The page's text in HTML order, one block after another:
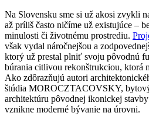
Na Slovensku sme si už akosi zvykli
až príliš často ničíme už existujúce –
minulosti či životnému prostrediu.
však vydal náročnejšou a
ktorý už prestal plniť svoju pôvodnú
búrania citlivou rekonštrukciou, ktorá
Ako zdôrazňujú autori
štúdia MOROCZTACOVSKY,
architektúru pôvodnej ikonickej
vznikne moderné bývanie na úrovni.